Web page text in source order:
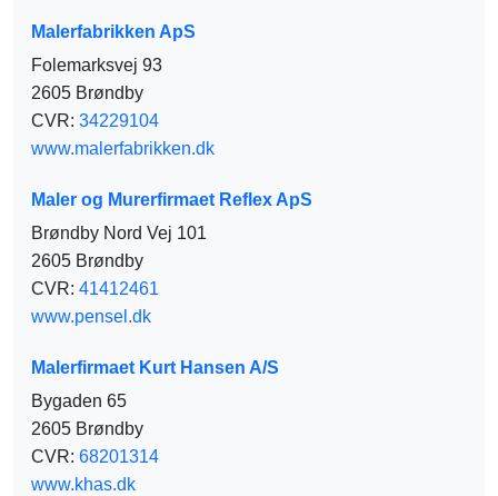
Malerfabrikken ApS
Folemarksvej 93
2605 Brøndby
CVR: 34229104
www.malerfabrikken.dk
Maler og Murerfirmaet Reflex ApS
Brøndby Nord Vej 101
2605 Brøndby
CVR: 41412461
www.pensel.dk
Malerfirmaet Kurt Hansen A/S
Bygaden 65
2605 Brøndby
CVR: 68201314
www.khas.dk